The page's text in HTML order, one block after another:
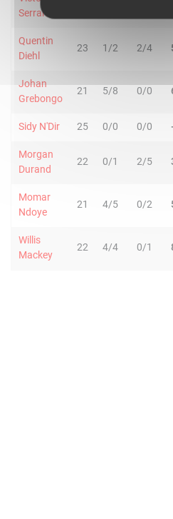
Serrano
Quentin
Diehl
23 1/2 2/4
Johan
Grebongo
21 5/8 0/0
Sidy N'Dir 25 0/0 0/0
Morgan
Durand
22 0/1 2/5
Momar
Ndoye
21 4/5 0/2
Willis
Mackey
22 4/4 0/1